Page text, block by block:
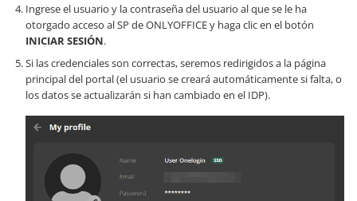
Ingrese el usuario y la contraseña del usuario al que se le ha
otorgado acceso al SP de ONLYOFFICE y haga clic en el botón
INICIAR SESIÓN.
Si las credenciales son correctas, seremos redirigidos a la página
principal del portal (el usuario se creará automáticamente si falta, o
los datos se actualizarán si han cambiado en el IDP).